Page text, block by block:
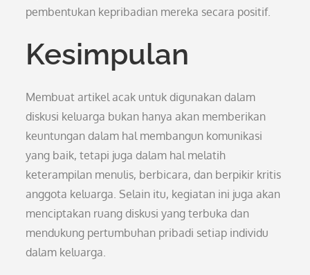
pembentukan kepribadian mereka secara positif.
Kesimpulan
Membuat artikel acak untuk digunakan dalam
diskusi keluarga bukan hanya akan memberikan
keuntungan dalam hal membangun komunikasi
yang baik, tetapi juga dalam hal melatih
keterampilan menulis, berbicara, dan berpikir kritis
anggota keluarga. Selain itu, kegiatan ini juga akan
menciptakan ruang diskusi yang terbuka dan
mendukung pertumbuhan pribadi setiap individu
dalam keluarga.